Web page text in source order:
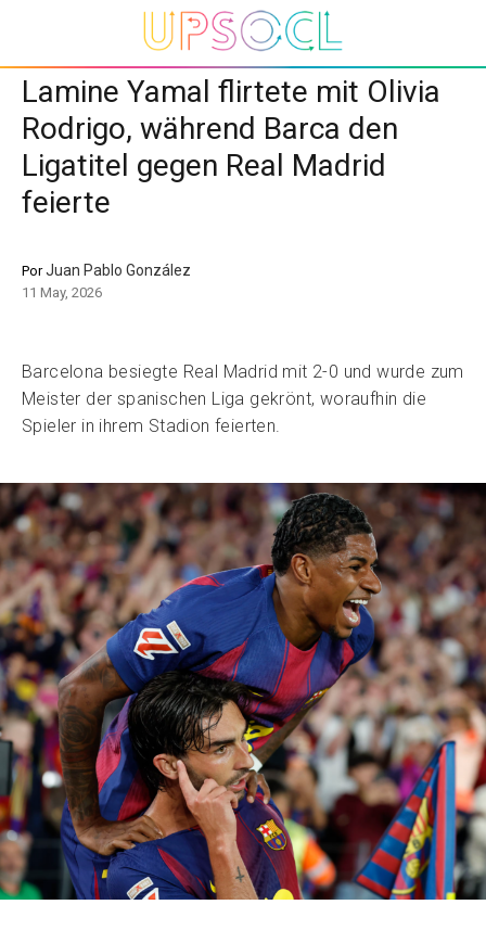
Lamine Yamal flirtete mit Olivia
Rodrigo, während Barca den
Ligatitel gegen Real Madrid
feierte
PorJuan Pablo González
11 May, 2026
Barcelona besiegte Real Madrid mit 2-0 und wurde zum
Meister der spanischen Liga gekrönt, woraufhin die
Spieler in ihrem Stadion feierten.